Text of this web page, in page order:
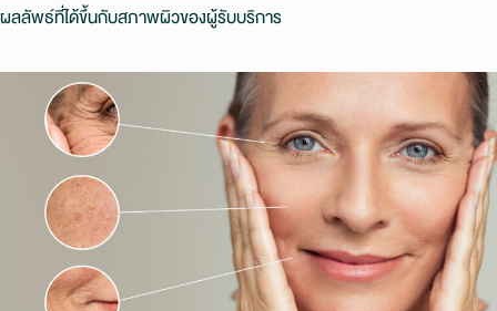
ผลลัพธ์ที่ได้ขึ้นกับสภาพผิวของผู้รับบริการ